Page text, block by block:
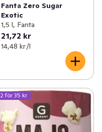
Fanta Zero Sugar
Exotic
1,5 l, Fanta
21,72 kr
14,48 kr /l
2 för 35 kr